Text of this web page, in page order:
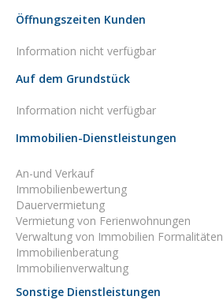
Öffnungszeiten Kunden
Information nicht verfügbar
Auf dem Grundstück
Information nicht verfügbar
Immobilien-Dienstleistungen
An-und Verkauf
Immobilienbewertung
Dauervermietung
Vermietung von Ferienwohnungen
Verwaltung von Immobilien Formalitäten
Immobilienberatung
Immobilienverwaltung
Sonstige Dienstleistungen